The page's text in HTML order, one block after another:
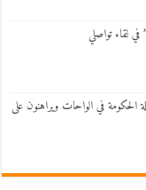
لقاء تواصلي
الحكومة في الواحات ويراهنون على